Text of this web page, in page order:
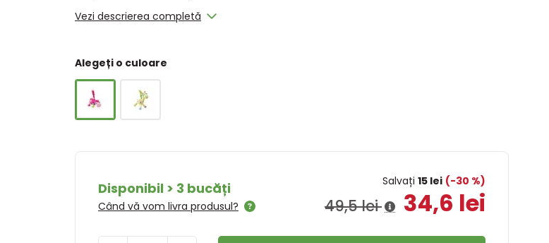
Vezi descrierea completă
Alegeți o culoare
Disponibil > 3 bucăți
Când vă vom livra produsul?
Salvați15 lei (-30 %)
49,5 lei 34,6 lei